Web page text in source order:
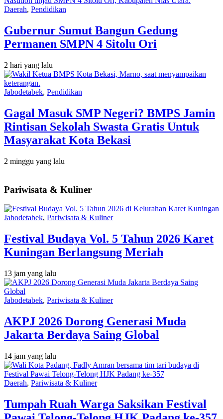
Daerah, Pendidikan
Gubernur Sumut Bangun Gedung
Permanen SMPN 4 Sitolu Ori
2 hari yang lalu
Jabodetabek, Pendidikan
Gagal Masuk SMP Negeri? BMPS Jamin
Rintisan Sekolah Swasta Gratis Untuk
Masyarakat Kota Bekasi
2 minggu yang lalu
Pariwisata & Kuliner
Jabodetabek, Pariwisata & Kuliner
Festival Budaya Vol. 5 Tahun 2026 Karet
Kuningan Berlangsung Meriah
13 jam yang lalu
Jabodetabek, Pariwisata & Kuliner
AKPJ 2026 Dorong Generasi Muda
Jakarta Berdaya Saing Global
14 jam yang lalu
Daerah, Pariwisata & Kuliner
Tumpah Ruah Warga Saksikan Festival